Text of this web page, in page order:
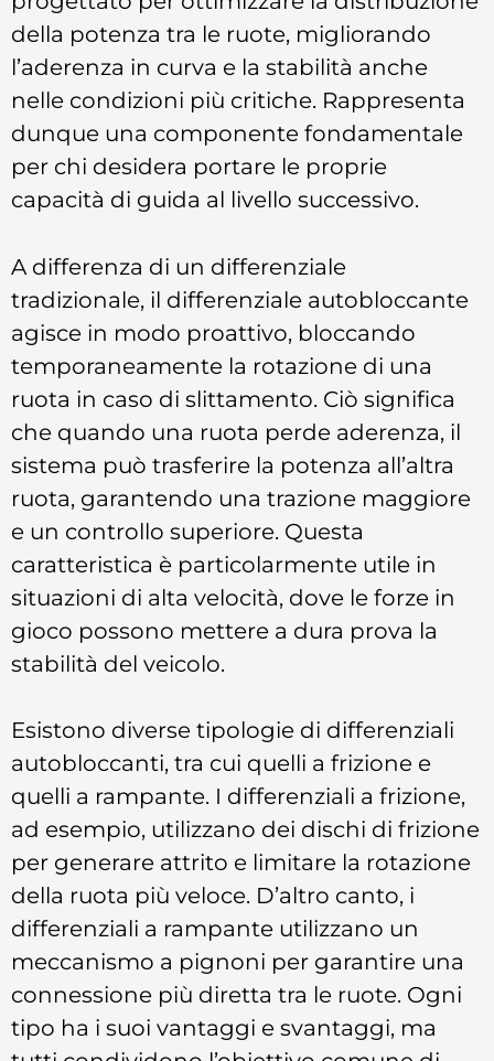
della potenza tra le ruote, migliorando
l’aderenza in curva e la stabilità anche
nelle condizioni più critiche. Rappresenta
dunque una componente fondamentale
per chi desidera portare le proprie
capacità di guida al livello successivo.
A differenza di un differenziale
tradizionale, il differenziale autobloccante
agisce in modo proattivo, bloccando
temporaneamente la rotazione di una
ruota in caso di slittamento. Ciò significa
che quando una ruota perde aderenza, il
sistema può trasferire la potenza all’altra
ruota, garantendo una trazione maggiore
e un controllo superiore. Questa
caratteristica è particolarmente utile in
situazioni di alta velocità, dove le forze in
gioco possono mettere a dura prova la
stabilità del veicolo.
Esistono diverse tipologie di differenziali
autobloccanti, tra cui quelli a frizione e
quelli a rampante. I differenziali a frizione,
ad esempio, utilizzano dei dischi di frizione
per generare attrito e limitare la rotazione
della ruota più veloce. D’altro canto, i
differenziali a rampante utilizzano un
meccanismo a pignoni per garantire una
connessione più diretta tra le ruote. Ogni
tipo ha i suoi vantaggi e svantaggi, ma